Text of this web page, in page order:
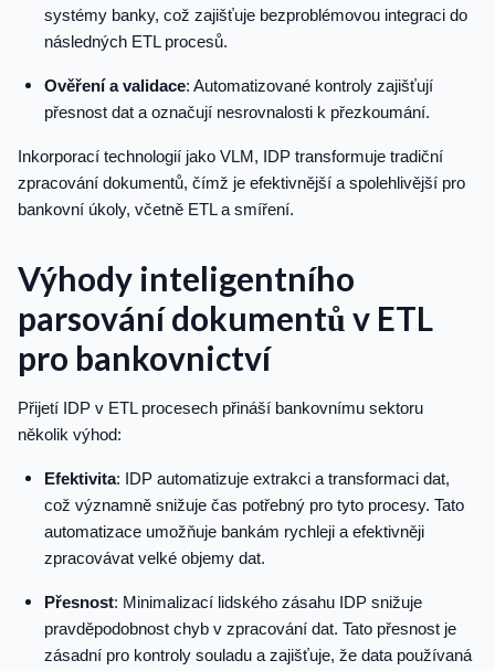
systémy banky, což zajišťuje bezproblémovou integraci do
následných ETL procesů.
Ověření a validace: Automatizované kontroly zajišťují
přesnost dat a označují nesrovnalosti k přezkoumání.
Inkorporací technologií jako VLM, IDP transformuje tradiční
zpracování dokumentů, čímž je efektivnější a spolehlivější pro
bankovní úkoly, včetně ETL a smíření.
Výhody inteligentního
parsování dokumentů v ETL
pro bankovnictví
Přijetí IDP v ETL procesech přináší bankovnímu sektoru
několik výhod:
Efektivita: IDP automatizuje extrakci a transformaci dat,
což významně snižuje čas potřebný pro tyto procesy. Tato
automatizace umožňuje bankám rychleji a efektivněji
zpracovávat velké objemy dat.
Přesnost: Minimalizací lidského zásahu IDP snižuje
pravděpodobnost chyb v zpracování dat. Tato přesnost je
zásadní pro kontroly souladu a zajišťuje, že data používaná